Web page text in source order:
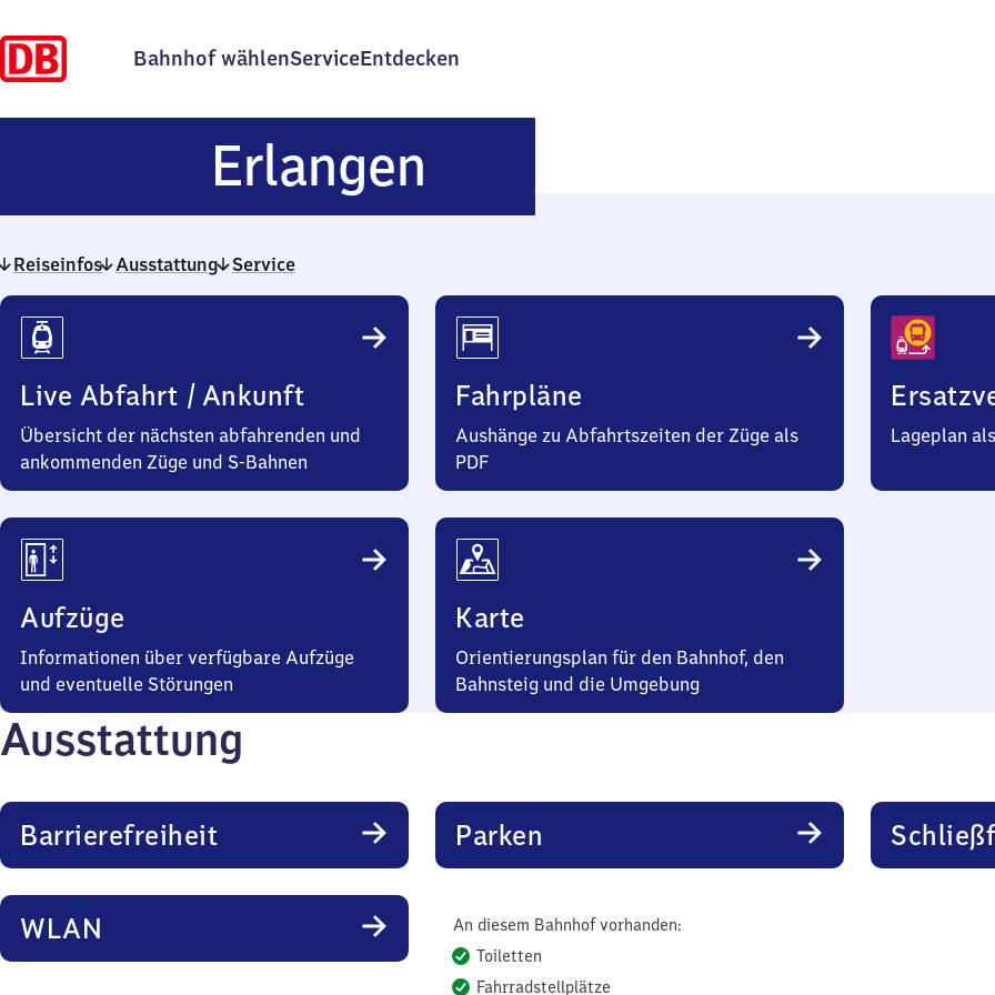
Bahnhof wählenServiceEntdecken
Erlangen
Reiseinfos Ausstattung Service
Reiseinfos
Live Abfahrt / Ankunft
Übersicht der nächsten abfahrenden und
ankommenden Züge und S-Bahnen
Fahrpläne
Aushänge zu Abfahrtszeiten der Züge als
PDF
Lageplan
Aufzüge
Informationen über verfügbare Aufzüge
und eventuelle Störungen
Karte
Orientierungsplan für den Bahnhof, den
Bahnsteig und die Umgebung
Ausstattung
Barrierefreiheit Parken
WLAN
An diesem Bahnhof vorhanden:
Toiletten
Fahrradstellplätze